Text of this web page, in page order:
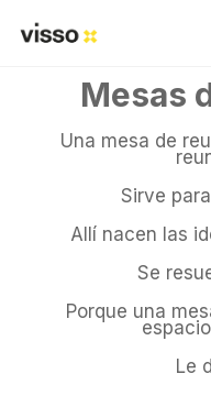
Mesas
Una mesa de
Sirve
Allí nacen las
Se
Porque una
Le